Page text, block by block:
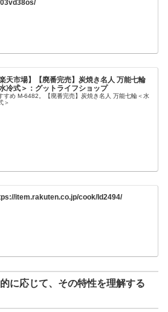
楽天市場】【廃番完売】炭焼き名人 万能七輪
冷式＞：グットライフショップ
すめ M-6482。【廃番完売】炭焼き名人 万能七輪＜水
＞
item.rakuten.co.jp/cook/ld2494/
に応じて、その特性を理解する